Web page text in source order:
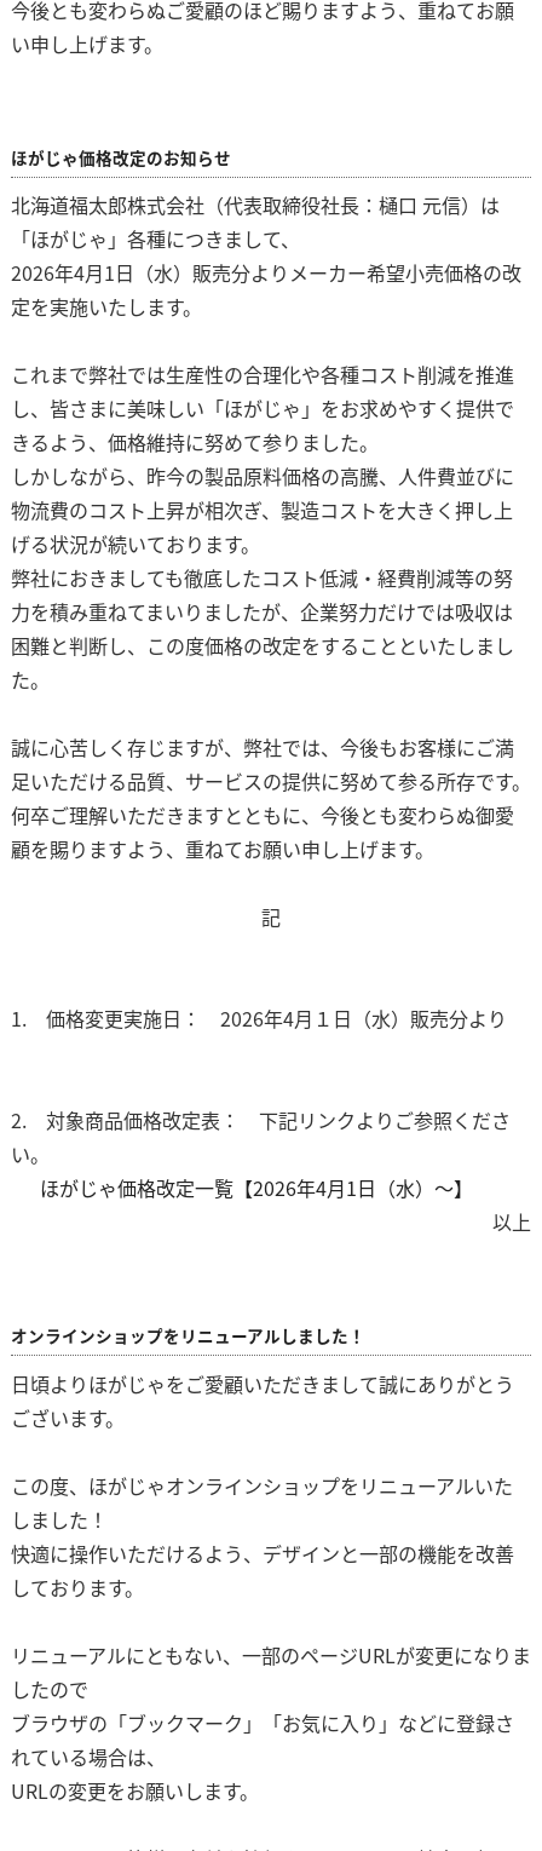
今後とも変わらぬご愛顧のほど賜りますよう、重ねてお願
い申し上げます。
ほがじゃ価格改定のお知らせ
北海道福太郎株式会社（代表取締役社長：樋口 元信）は
「ほがじゃ」各種につきまして、
2026年4月1日（水）販売分よりメーカー希望小売価格の改
定を実施いたします。
これまで弊社では生産性の合理化や各種コスト削減を推進
し、皆さまに美味しい「ほがじゃ」をお求めやすく提供で
きるよう、価格維持に努めて参りました。
しかしながら、昨今の製品原料価格の高騰、人件費並びに
物流費のコスト上昇が相次ぎ、製造コストを大きく押し上
げる状況が続いております。
弊社におきましても徹底したコスト低減・経費削減等の努
力を積み重ねてまいりましたが、企業努力だけでは吸収は
困難と判断し、この度価格の改定をすることといたしまし
た。
誠に心苦しく存じますが、弊社では、今後もお客様にご満
足いただける品質、サービスの提供に努めて参る所存です。
何卒ご理解いただきますとともに、今後とも変わらぬ御愛
顧を賜りますよう、重ねてお願い申し上げます。
記
1. 価格変更実施日： 2026年4月１日（水）販売分より
2. 対象商品価格改定表： 下記リンクよりご参照くださ
い。
ほがじゃ価格改定一覧【2026年4月1日（水）～】
以上
オンラインショップをリニューアルしました！
日頃よりほがじゃをご愛顧いただきまして誠にありがとう
ございます。
この度、ほがじゃオンラインショップをリニューアルいた
しました！
快適に操作いただけるよう、デザインと一部の機能を改善
しております。
リニューアルにともない、一部のページURLが変更になりま
したので
ブラウザの「ブックマーク」「お気に入り」などに登録さ
れている場合は、
URLの変更をお願いします。